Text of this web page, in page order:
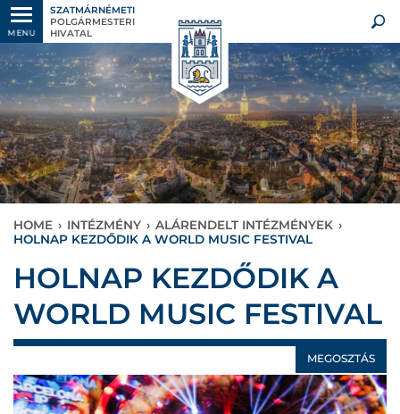
MENU
SZATMÁRNÉMETI
POLGÁRMESTERI
HIVATAL
HOME › INTÉZMÉNY › ALÁRENDELT INTÉZMÉNYEK ›
HOLNAP KEZDŐDIK A WORLD MUSIC FESTIVAL
HOLNAP KEZDŐDIK A
WORLD MUSIC FESTIVAL
MEGOSZTÁS